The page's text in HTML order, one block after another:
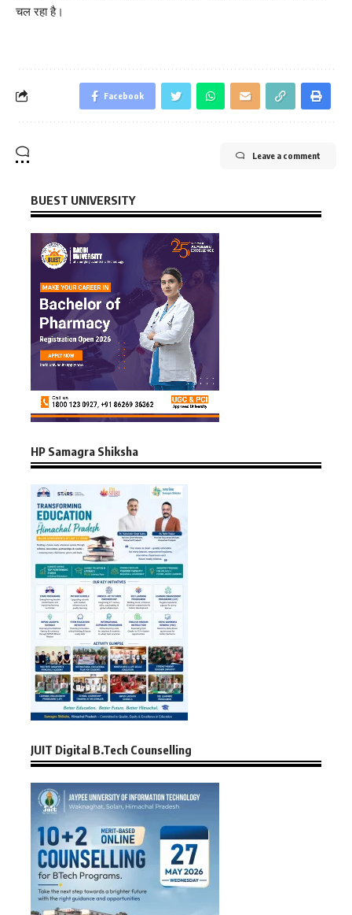
चल रहा है।
Facebook
Leave a comment
BUEST UNIVERSITY
HP Samagra Shiksha
JUIT Digital B.Tech Counselling